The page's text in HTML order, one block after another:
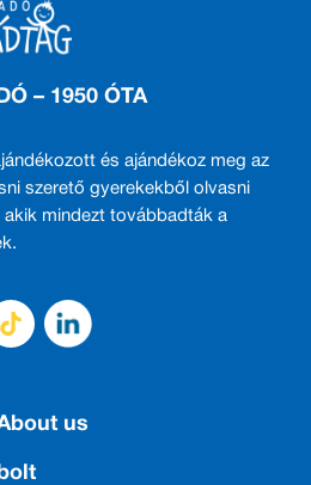
– 1950 ÓTA
és ajándékoz meg az
szerető gyerekekből olvasni
mindezt továbbadták a
us